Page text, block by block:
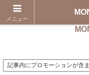
記事内にプロモーションが含
メニュー